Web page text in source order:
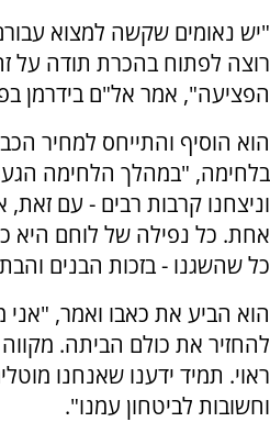
"יש נאומים שקשה למצוא
רוצה לפתוח בהכרת תודה על
הפציעה", אמר אל"ם בידרמן
הוא הוסיף והתייחס למחיר
בלחימה, "במהלך הלחימה
אחת. כל נפילה של לוחם היא
כל שהשגנו - בזכות הבנים
הוא הביע את כאבו ואמר,
להחזיר את כולם הביתה.
ראוי. תמיד ידענו שאנחנו
וחשובות לביטחון עמנו".